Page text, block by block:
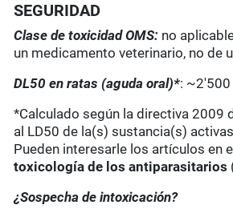
SEGURIDAD
Clase de toxicidad OMS: no
un medicamento veterinario, no de
DL50 en ratas (aguda oral)*:
*Calculado según la directiva 2009
al LD50 de la(s) sustancia(s)
Pueden interesarle los artículos en
toxicología de los antiparasitarios
¿Sospecha de intoxicación?